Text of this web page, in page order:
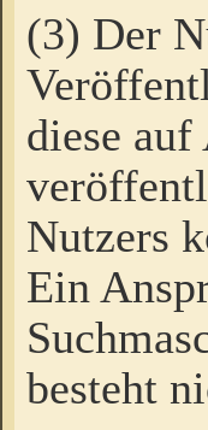
(3) Der
diese
Nutzers
Ein
besteht